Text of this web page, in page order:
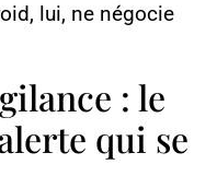
lui, ne négocie
: le
qui se